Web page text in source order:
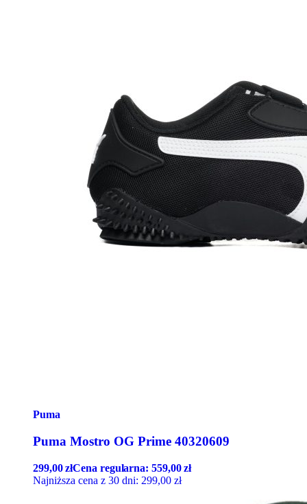
Puma
Puma Mostro OG Prime 40320609
299,00złCena regularna:559,00zł
Najniższa cena z 30 dni: 299,00 zł